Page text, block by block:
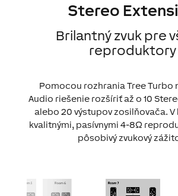
Stereo
Brilantný zvuk pre
reproduktory
Pomocou rozhrania Tree Turbo
Audio riešenie rozšíriť až o 10
alebo 20 výstupov zosilňovača.
kvalitnými, pasívnymi 4-8Ω
pôsobivý zvukový